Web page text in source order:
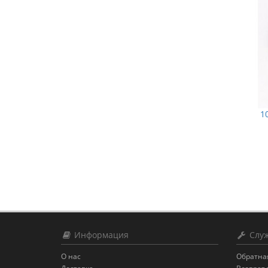
Информация
О нас